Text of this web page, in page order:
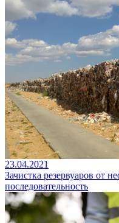
23.04.2021
Зачистка резервуаров от
последовательность